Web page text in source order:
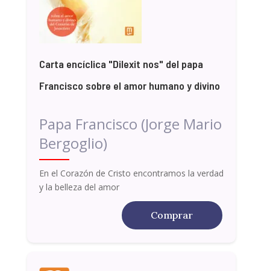
Carta encíclica "Dilexit nos" del papa
Francisco sobre el amor humano y divino
Papa Francisco (Jorge Mario
Bergoglio)
En el Corazón de Cristo encontramos la verdad
y la belleza del amor
Comprar